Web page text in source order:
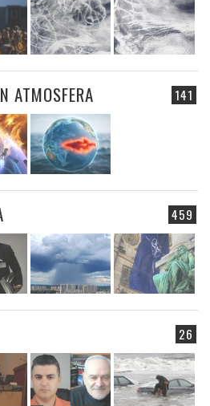
141
ATMOSFERA
459
26